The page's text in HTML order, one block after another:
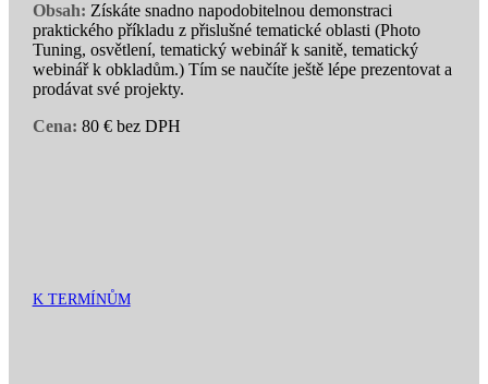
Obsah: Získáte snadno napodobitelnou demonstraci
praktického příkladu z přislušné tematické oblasti (Photo
Tuning, osvětlení, tematický webinář k sanitě, tematický
webinář k obkladům.) Tím se naučíte ještě lépe prezentovat a
prodávat své projekty.
Cena: 80 € bez DPH
K TERMÍNŮM